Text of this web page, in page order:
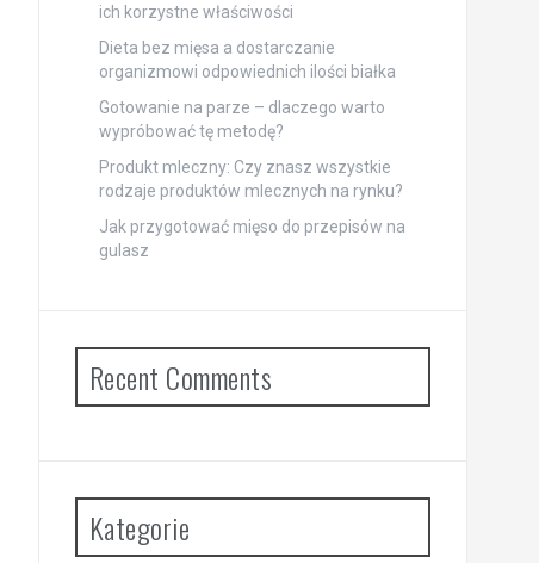
ich korzystne właściwości
Dieta bez mięsa a dostarczanie
organizmowi odpowiednich ilości białka
Gotowanie na parze – dlaczego warto
wypróbować tę metodę?
Produkt mleczny: Czy znasz wszystkie
rodzaje produktów mlecznych na rynku?
Jak przygotować mięso do przepisów na
gulasz
Recent Comments
Kategorie